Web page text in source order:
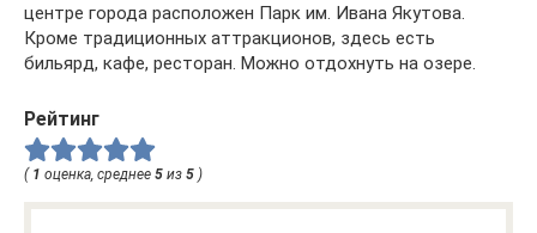
центре города расположен Парк им. Ивана Якутова.
Кроме традиционных аттракционов, здесь есть
бильярд, кафе, ресторан. Можно отдохнуть на озере.
Рейтинг
( 1 оценка, среднее 5 из 5 )